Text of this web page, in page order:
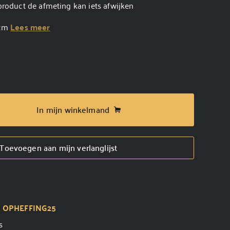
de afmeting kan iets afwijken
Lees meer
In mijn winkelmand
Toevoegen aan mijn verlanglijst
OPHEFFING25